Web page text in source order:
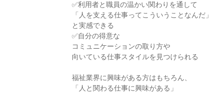
✅利用者と職員の温かい関わりを通して
「人を支える仕事ってこういうことなんだ」
と実感できる
✅自分の得意な
コミュニケーションの取り方や
向いている仕事スタイルを見つけられる
福祉業界に興味がある方はもちろん、
「人と関わる仕事に興味がある」